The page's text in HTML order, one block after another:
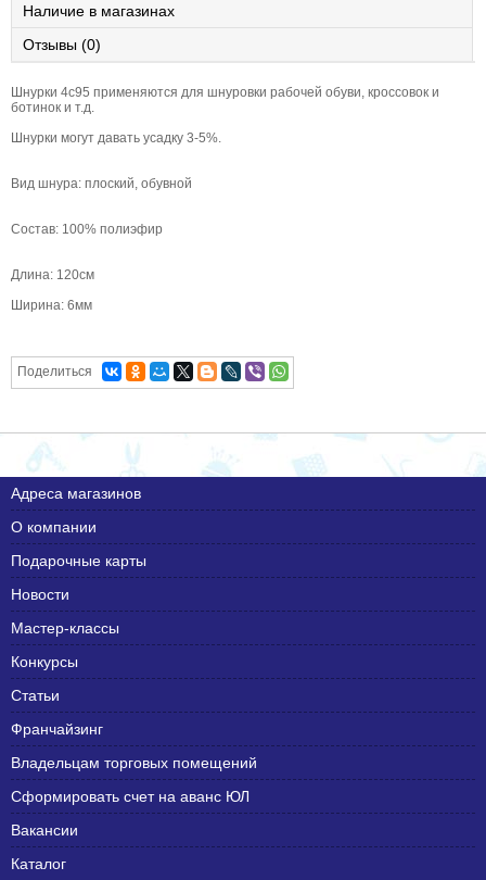
Наличие в магазинах
Отзывы (0)
Шнурки 4c95 применяются для шнуровки рабочей обуви, кроссовок и
ботинок и т.д.
Шнурки могут давать усадку 3-5%.
Вид шнура: плоский, обувной
Состав: 100% полиэфир
Длина: 120см
Ширина: 6мм
Поделиться
Адреса магазинов
О компании
Подарочные карты
Новости
Мастер-классы
Конкурсы
Статьи
Франчайзинг
Владельцам торговых помещений
Сформировать счет на аванс ЮЛ
Вакансии
Каталог